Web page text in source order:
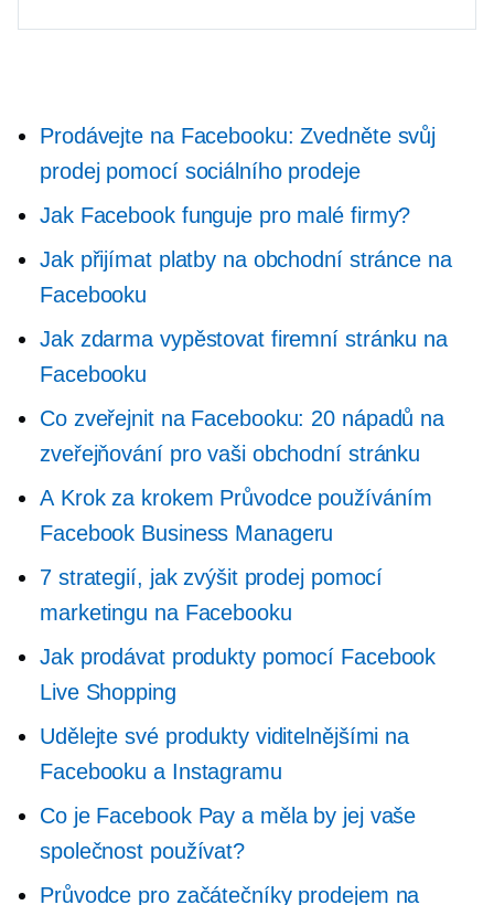
Prodávejte na Facebooku: Zvedněte svůj
prodej pomocí sociálního prodeje
Jak Facebook funguje pro malé firmy?
Jak přijímat platby na obchodní stránce na
Facebooku
Jak zdarma vypěstovat firemní stránku na
Facebooku
Co zveřejnit na Facebooku: 20 nápadů na
zveřejňování pro vaši obchodní stránku
A Krok za krokem Průvodce používáním
Facebook Business Manageru
7 strategií, jak zvýšit prodej pomocí
marketingu na Facebooku
Jak prodávat produkty pomocí Facebook
Live Shopping
Udělejte své produkty viditelnějšími na
Facebooku a Instagramu
Co je Facebook Pay a měla by jej vaše
společnost používat?
Průvodce pro začátečníky prodejem na